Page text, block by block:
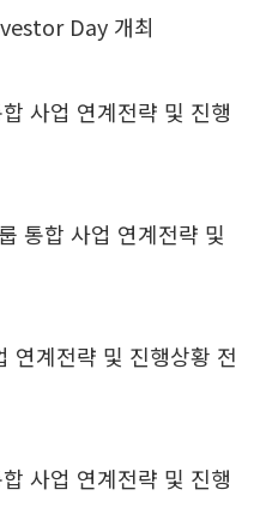
Day 개최
사업 연계전략 및 진행
통합 사업 연계전략 및
계전략 및 진행상황 전
사업 연계전략 및 진행